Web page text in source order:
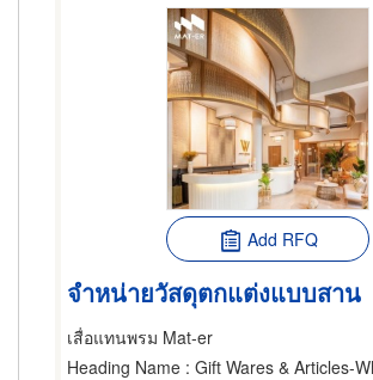
Add RFQ
จำหน่ายวัสดุตกแต่งแบบสาน
เสื่อแทนพรม Mat-er
Heading Name : Gift Wares & Articles-Wholesale & Manufacturers,Interior Decorators & Designers,Party &